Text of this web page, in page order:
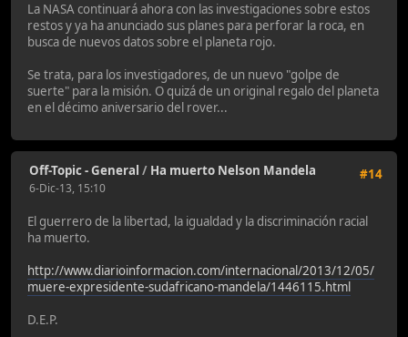
La NASA continuará ahora con las investigaciones sobre estos
restos y ya ha anunciado sus planes para perforar la roca, en
busca de nuevos datos sobre el planeta rojo.
Se trata, para los investigadores, de un nuevo "golpe de
suerte" para la misión. O quizá de un original regalo del planeta
en el décimo aniversario del rover...
#14
Off-Topic - General / Ha muerto Nelson Mandela
6-Dic-13, 15:10
El guerrero de la libertad, la igualdad y la discriminación racial
ha muerto.
http://www.diarioinformacion.com/internacional/2013/12/05/
muere-expresidente-sudafricano-mandela/1446115.html
D.E.P.